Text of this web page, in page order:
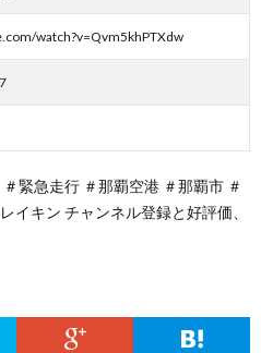
watch?v=Qvm5khPTXdw
緊急走行 ＃那覇空港 ＃那覇市 ＃
イキン チャンネル登録と好評価、